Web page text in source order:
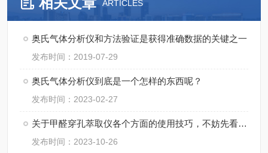
ARTICLES
奥氏气体分析仪和方法验证是获得准确数据的关键之一
发布时间：2019-07-29
奥氏气体分析仪到底是一个怎样的东西呢？
发布时间：2023-02-27
关于甲醛穿孔萃取仪各个方面的使用技巧，不妨先看看下文
发布时间：2023-10-26